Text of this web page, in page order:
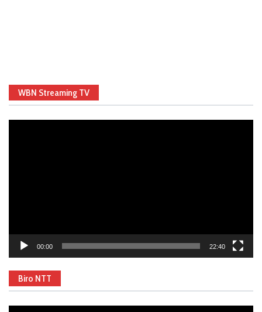
WBN Streaming TV
00:00 22:40
Biro NTT